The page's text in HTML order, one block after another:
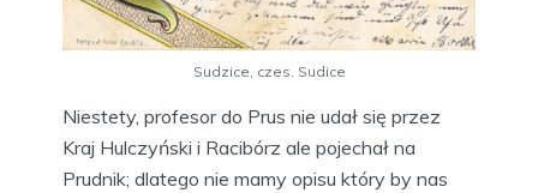
Sudzice, czes. Sudice
Niestety, profesor do Prus nie udał się przez
Kraj Hulczyński i Racibórz ale pojechał na
Prudnik; dlatego nie mamy opisu który by nas